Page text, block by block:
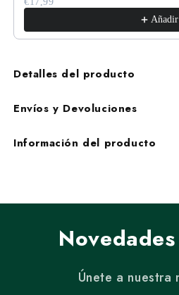
Añadir
Detalles del producto
Envíos y Devoluciones
Información del producto
Únete a nuestra